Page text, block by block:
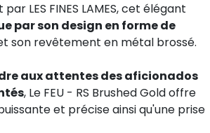
LES FINES LAMES, cet élégant
par son design en forme de
son revêtement en métal brossé.
aux attentes des aficionados
, Le FEU - RS Brushed Gold offre
et précise ainsi qu'une prise